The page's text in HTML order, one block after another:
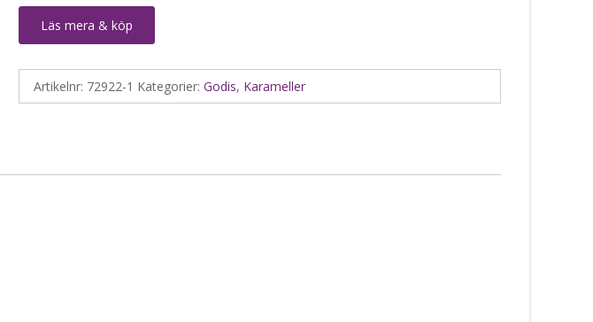
Läs mera & köp
Artikelnr: 72922-1 Kategorier: Godis, Karameller